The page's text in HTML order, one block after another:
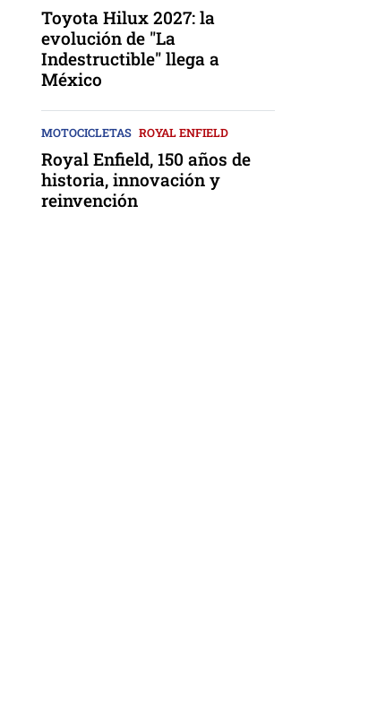
Toyota Hilux 2027: la
evolución de "La
Indestructible" llega a
México
MOTOCICLETAS ROYAL ENFIELD
Royal Enfield, 150 años de
historia, innovación y
reinvención